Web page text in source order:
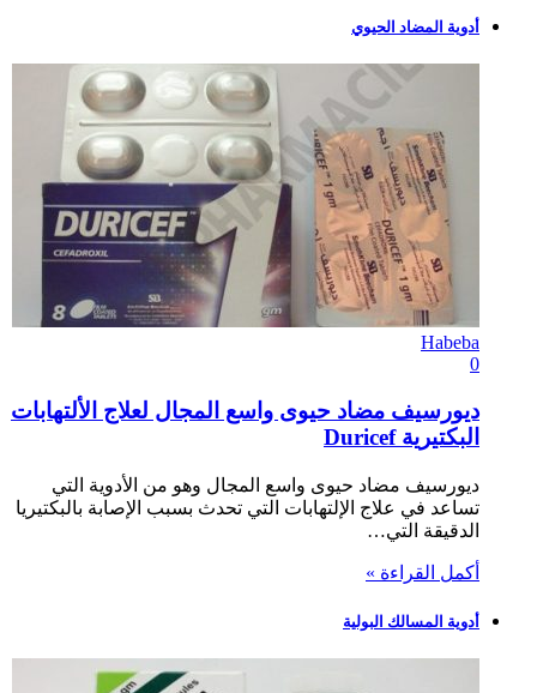
أدوية المضاد الحيوي
Habeba
0
ديورسيف مضاد حيوى واسع المجال لعلاج الألتهابات
البكتيرية Duricef
ديورسيف مضاد حيوى واسع المجال وهو من الأدوية التي
تساعد في علاج الإلتهابات التي تحدث بسبب الإصابة بالبكتيريا
الدقيقة التي…
أكمل القراءة »
أدوية المسالك البولية